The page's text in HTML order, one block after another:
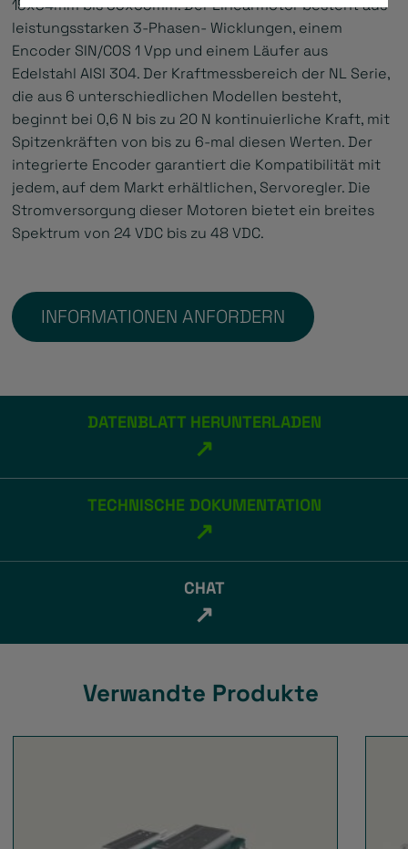
15x34mm bis 35x63mm. Der Linearmotor besteht aus
leistungsstarken 3-Phasen- Wicklungen, einem
Encoder SIN/COS 1 Vpp und einem Läufer aus
Edelstahl AISI 304. Der Kraftmessbereich der NL Serie,
die aus 6 unterschiedlichen Modellen besteht,
beginnt bei 0,6 N bis zu 20 N kontinuierliche Kraft, mit
Spitzenkräften von bis zu 6-mal diesen Werten. Der
integrierte Encoder garantiert die Kompatibilität mit
jedem, auf dem Markt erhältlichen, Servoregler. Die
Stromversorgung dieser Motoren bietet ein breites
Spektrum von 24 VDC bis zu 48 VDC.
INFORMATIONEN ANFORDERN
DATENBLATT HERUNTERLADEN
↗
TECHNISCHE DOKUMENTATION
↗
CHAT
↗
Verwandte Produkte